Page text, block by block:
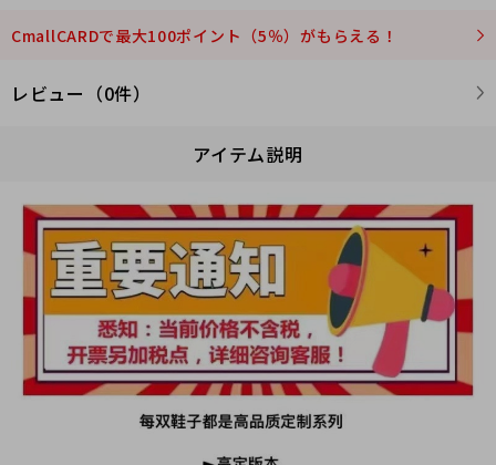
CmallCARDで最大100ポイント（5％）がもらえる！
レビュー（0件）
アイテム説明